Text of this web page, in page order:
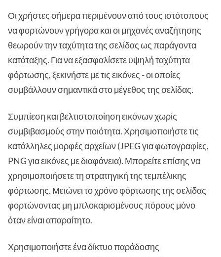
Οι χρήστες σήμερα περιμένουν από τους ιστότοπους
να φορτώνουν γρήγορα και οι μηχανές αναζήτησης
θεωρούν την ταχύτητα της σελίδας ως παράγοντα
κατάταξης. Για να εξασφαλίσετε υψηλή ταχύτητα
φόρτωσης, ξεκινήστε με τις εικόνες - οι οποίες
συμβάλλουν σημαντικά στο μέγεθος της σελίδας.
Συμπίεση και βελτιστοποίηση εικόνων χωρίς
συμβιβασμούς στην ποιότητα. Χρησιμοποιήστε τις
κατάλληλες μορφές αρχείων (JPEG για φωτογραφίες,
PNG για εικόνες με διαφάνεια). Μπορείτε επίσης να
χρησιμοποιήσετε τη στρατηγική της τεμπέλικης
φόρτωσης. Μειώνει το χρόνο φόρτωσης της σελίδας
φορτώνοντας μη μπλοκαρισμένους πόρους μόνο
όταν είναι απαραίτητο.
Χρησιμοποιήστε ένα δίκτυο παράδοσης